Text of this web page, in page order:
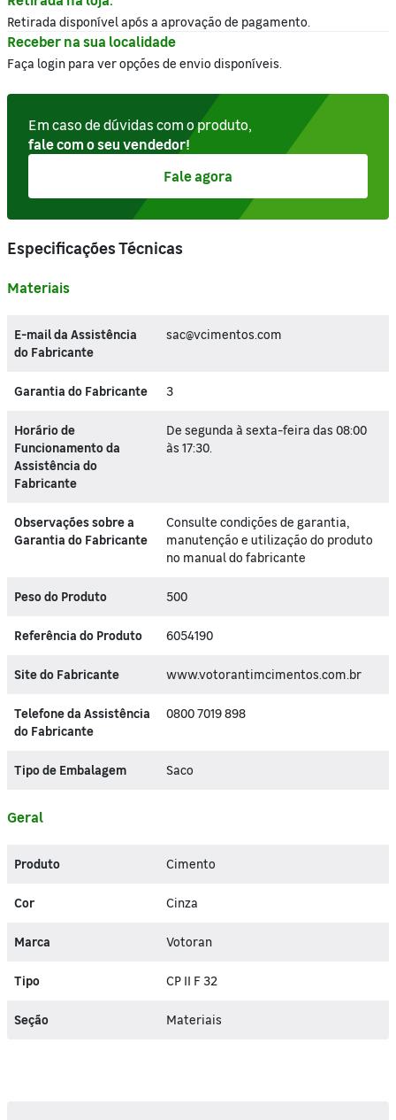
Retirada disponível após a aprovação de pagamento.
Receber na sua localidade
Faça login para ver opções de envio disponíveis.
Em caso de dúvidas com o produto,
fale com o seu vendedor!
Fale agora
Especificações Técnicas
Materiais
E-mail da Assistência
do Fabricante
sac@vcimentos.com
Garantia do Fabricante 3
Horário de
Funcionamento da
Assistência do
Fabricante
De segunda à sexta-feira das 08:00
às 17:30.
Observações sobre a
Garantia do Fabricante
Consulte condições de garantia,
manutenção e utilização do produto
no manual do fabricante
Peso do Produto 500
Referência do Produto 6054190
Site do Fabricante www.votorantimcimentos.com.br
Telefone da Assistência
do Fabricante
0800 7019 898
Tipo de Embalagem Saco
Geral
Produto Cimento
Cor Cinza
Marca Votoran
Tipo CP II F 32
Seção Materiais